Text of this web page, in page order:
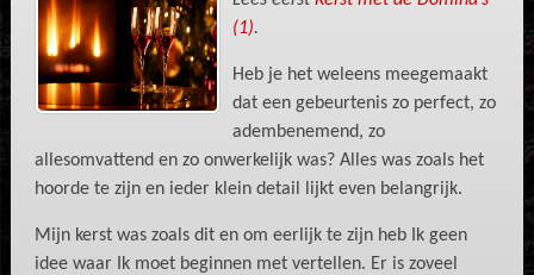
(1).
Heb je het weleens meegemaakt
dat een gebeurtenis zo perfect, zo
adembenemend, zo
allesomvattend en zo onwerkelijk was? Alles was zoals het
hoorde te zijn en ieder klein detail lijkt even belangrijk.
Mijn kerst was zoals dit en om eerlijk te zijn heb Ik geen
idee waar Ik moet beginnen met vertellen. Er is zoveel